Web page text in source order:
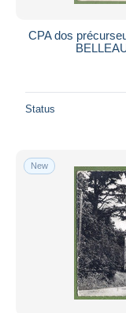
CPA dos
Status
New